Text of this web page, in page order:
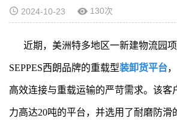
2024-10-23 130次
近期，美洲特多地区一新建物流园
SEPPES西朗品牌的重载型装卸货平台
高效连接与重载运输的严苛需求。该客
力高达20吨的平台，并选用了耐磨防滑